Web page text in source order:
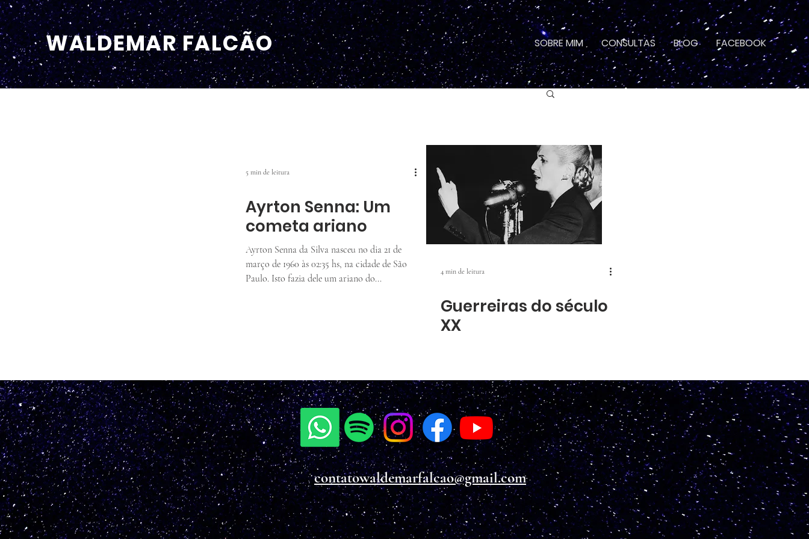
WALDEMAR FALCÃO SOBRE MIM CONSULTAS BLOG FACEBOOK
5 min de leitura
Ayrton Senna: Um
cometa ariano
Ayrton Senna da Silva nasceu no dia 21 de
março de 1960 às 02:35 hs, na cidade de São
Paulo. Isto fazia dele um ariano do...
4 min de leitura
Guerreiras do século
XX
contatowaldemarfalcao@gmail.com